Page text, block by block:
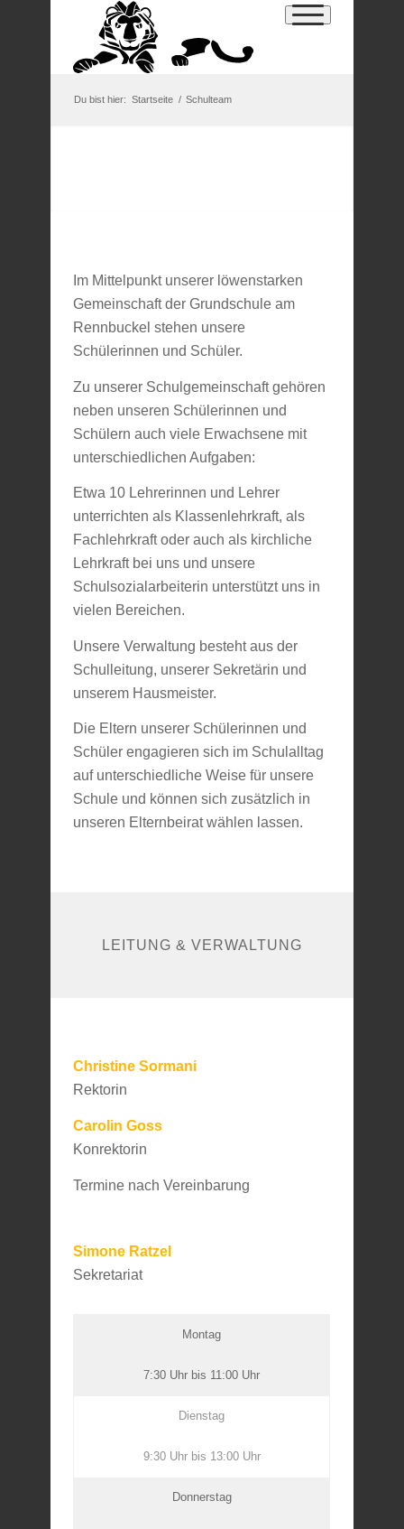
Du bist hier: Startseite / Schulteam
Schulteam
der Grundschule am
Im Mittelpunkt unserer löwenstarken
Gemeinschaft der Grundschule am
Rennbuckel stehen unsere
Schülerinnen und Schüler.
Zu unserer Schulgemeinschaft gehören
neben unseren Schülerinnen und
Schülern auch viele Erwachsene mit
unterschiedlichen Aufgaben:
Etwa 10 Lehrerinnen und Lehrer
unterrichten als Klassenlehrkraft, als
Fachlehrkraft oder auch als kirchliche
Lehrkraft bei uns und unsere
Schulsozialarbeiterin unterstützt uns in
vielen Bereichen.
Unsere Verwaltung besteht aus der
Schulleitung, unserer Sekretärin und
unserem Hausmeister.
Die Eltern unserer Schülerinnen und
Schüler engagieren sich im Schulalltag
auf unterschiedliche Weise für unsere
Schule und können sich zusätzlich in
unseren Elternbeirat wählen lassen.
LEITUNG & VERWALTUNG
Christine Sormani
Rektorin
Carolin Goss
Konrektorin
Termine nach Vereinbarung
Simone Ratzel
Sekretariat
Montag
7:30 Uhr bis 11:00 Uhr
Dienstag
9:30 Uhr bis 13:00 Uhr
Donnerstag